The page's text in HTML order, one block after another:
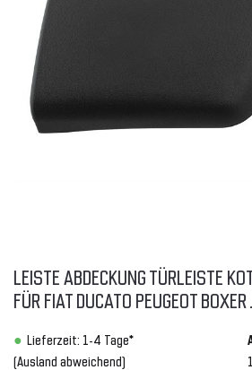
LEISTE ABDECKUNG TÜRLEISTE
FÜR FIAT DUCATO PEUGEOT
Lieferzeit: 1-4 Tage*
(Ausland abweichend)